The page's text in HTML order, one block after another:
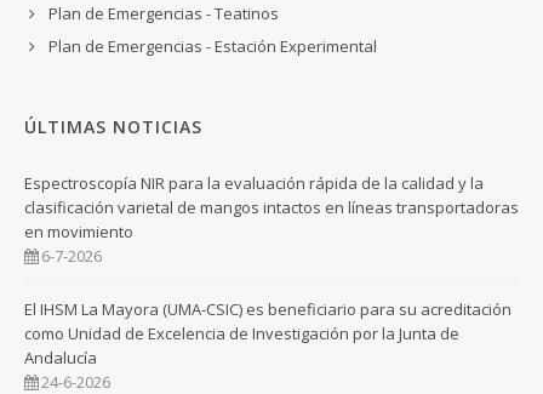
Plan de Emergencias - Teatinos
Plan de Emergencias - Estación Experimental
ÚLTIMAS NOTICIAS
Espectroscopía NIR para la evaluación rápida de la calidad y la
clasificación varietal de mangos intactos en líneas transportadoras
en movimiento
6-7-2026
El IHSM La Mayora (UMA-CSIC) es beneficiario para su acreditación
como Unidad de Excelencia de Investigación por la Junta de
Andalucía
24-6-2026